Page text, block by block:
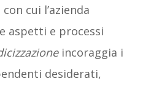
cui l’azienda
aspetti e processi
incoraggia i
desiderati,